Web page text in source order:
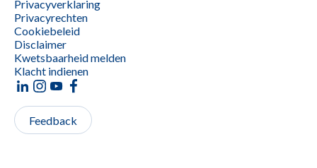
Privacyverklaring
Privacyrechten
Cookiebeleid
Disclaimer
Kwetsbaarheid melden
Klacht indienen
Feedback